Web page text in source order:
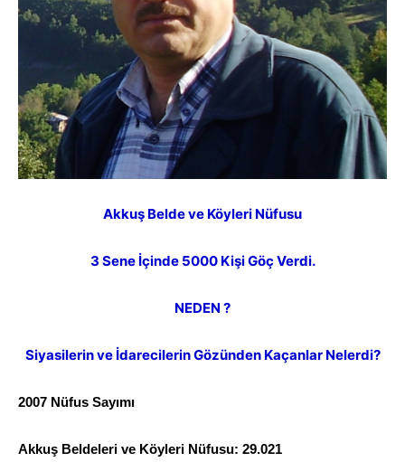
Akkuş Belde ve Köyleri Nüfusu
3 Sene İçinde 5000 Kişi Göç Verdi.
NEDEN ?
Siyasilerin ve İdarecilerin Gözünden Kaçanlar Nelerdi?
2007 Nüfus Sayımı
Akkuş Beldeleri ve Köyleri Nüfusu: 29.021